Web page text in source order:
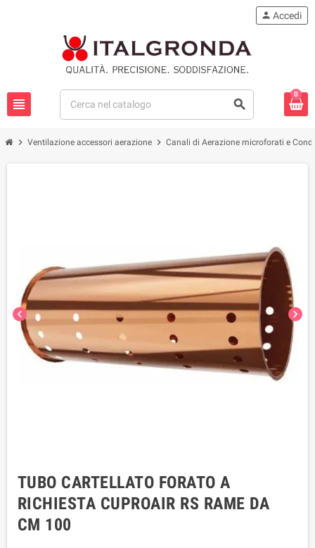
view_headline search
person Accedi
0
chevron_right Ventilazione accessori aerazione chevron_right Canali di Aerazione microforati e
chevron_left chevron_right
TUBO CARTELLATO FORATO A
RICHIESTA CUPROAIR RS RAME DA
CM 100